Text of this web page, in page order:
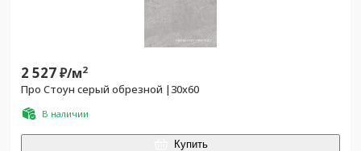
2 527₽/м2
Про Стоун серый обрезной |30х60
В наличии
Купить